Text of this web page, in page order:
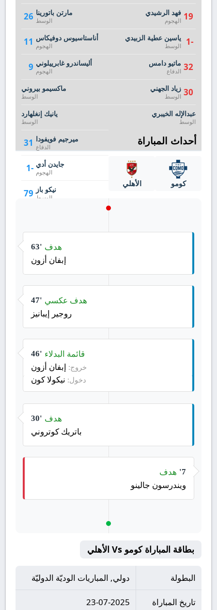
26 مارتن باتورينا
الوسط
11 أناستاسيوس دوفيكاس
الهجوم
9 أليساندرو غابرييلوني
الهجوم
ماكسيمو بيروني
الوسط
يانيك إنغلهارد
الوسط
31 ميرجيم فويفودا
الدفاع
-1 جايدن أدي
الهجوم
79 نيكو باز
الوسط
19 فهد الرشيدي
الهجوم
-1 ياسين عطية الزبيدي
الوسط
32 ماتيو دامس
الدفاع
30 زياد الجهني
الوسط
عبدالإله الخيبري
الوسط
أحداث المباراة
كومو الأهلي
63' هدف
إبفان أزون
47' هدف عكسي
روجير إيبانيز
46' قائمة البدلاء
خروج: إبفان أزون
دخول: نيكولا كون
30' هدف
باتريك كوتروني
7'
هدف
ويندرسون جالينو
بطاقة المباراة كومو Vs الأهلي
البطولة دولي, المباريات الوديّة الدوليّة
تاريخ المباراة 23-07-2025